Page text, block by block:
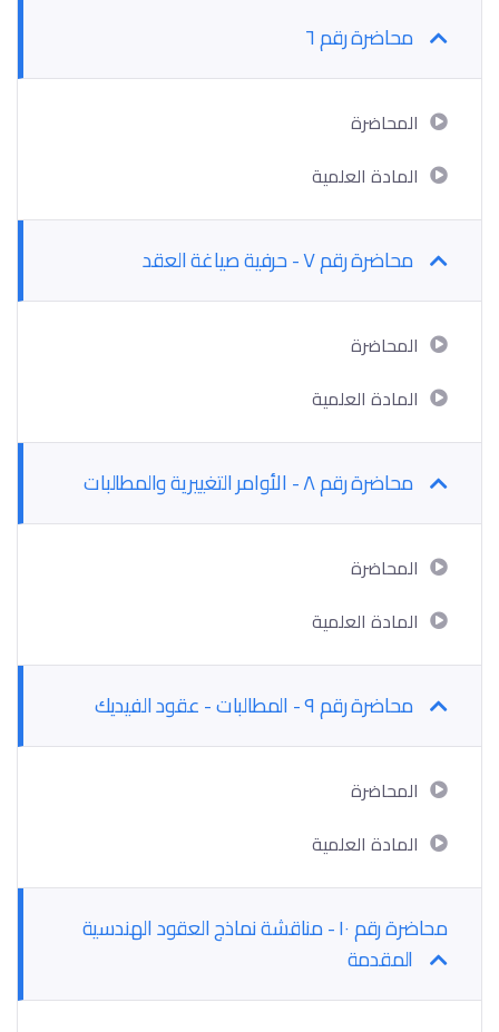
محاضرة رقم ٦
المحاضرة
المادة العلمية
محاضرة رقم ٧ - حرفية صياغة العقد
المحاضرة
المادة العلمية
محاضرة رقم ٨ - الأوامر التغييرية والمطالبات
المحاضرة
المادة العلمية
محاضرة رقم ٩ - المطالبات - عقود الفيديك
المحاضرة
المادة العلمية
محاضرة رقم ١٠ - مناقشة نماذج العقود الهندسية
المقدمة